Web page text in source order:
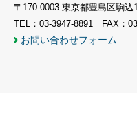
〒170-0003 東京都豊島区駒
TEL：03-3947-8891 FAX：
お問い合わせフォーム